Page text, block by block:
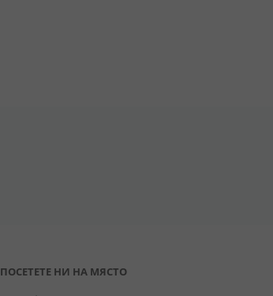
ПОСЕТЕТЕ НИ НА МЯСТО